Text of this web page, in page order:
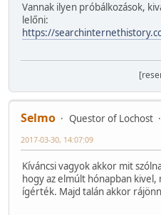
Vannak ilyen próbálkozások,
lelőni:
https://
Selmo Questor of Lochost
2017-03-30, 14:07:09
Kíváncsi vagyok akkor mit
hogy az elmúlt hónapban
ígérték. Majd talán akkor